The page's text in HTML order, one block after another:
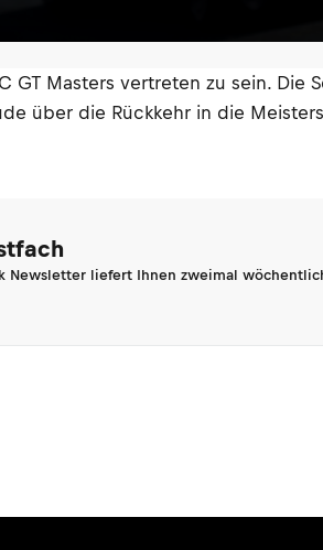
GT Masters vertreten zu sein.
über die Rückkehr in die
Newsletter liefert Ihnen zweimal